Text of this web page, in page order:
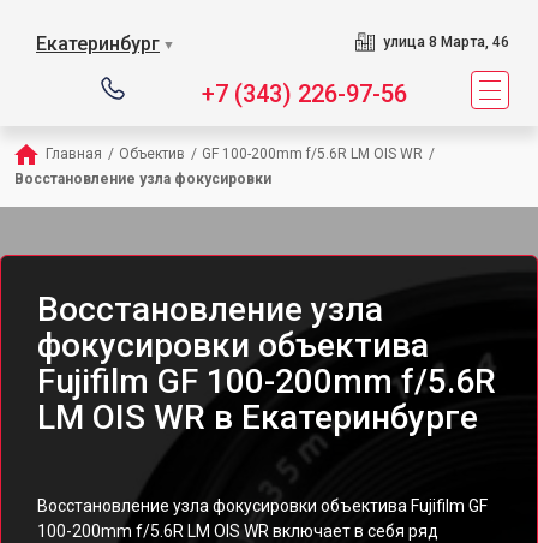
Екатеринбург ▼ улица 8 Марта, 46
+7 (343) 226-97-56
Главная / Объектив / GF 100-200mm f/5.6R LM OIS WR /
Восстановление узла фокусировки
Восстановление узла
фокусировки объектива
Fujifilm GF 100-200mm f/5.6R
LM OIS WR в Екатеринбурге
Восстановление узла фокусировки объектива Fujifilm GF
100-200mm f/5.6R LM OIS WR включает в себя ряд